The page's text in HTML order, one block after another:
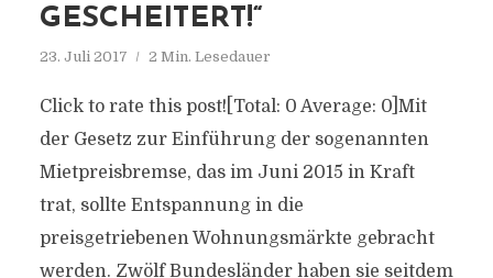
GESCHEITERT!“
23. Juli 2017 2 Min. Lesedauer
Click to rate this post![Total: 0 Average: 0]Mit
der Gesetz zur Einführung der sogenannten
Mietpreisbremse, das im Juni 2015 in Kraft
trat, sollte Entspannung in die
preisgetriebenen Wohnungsmärkte gebracht
werden. Zwölf Bundesländer haben sie seitdem